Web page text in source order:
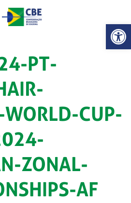
Abrir
PT-
WORLD-CUP-
ZONAL-
AF